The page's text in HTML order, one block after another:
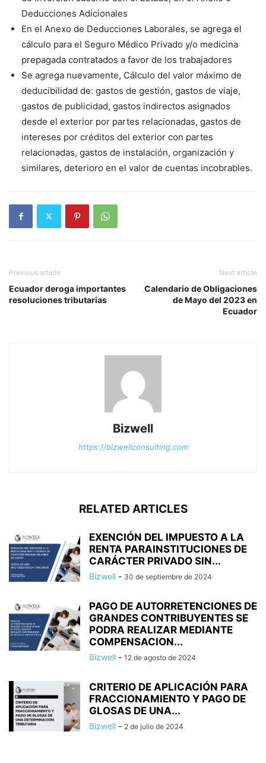
Deducciones Adicionales
En el Anexo de Deducciones Laborales, se agrega el
cálculo para el Seguro Médico Privado y/o medicina
prepagada contratados a favor de los trabajadores
Se agrega nuevamente, Cálculo del valor máximo de
deducibilidad de: gastos de gestión, gastos de viaje,
gastos de publicidad, gastos indirectos asignados
desde el exterior por partes relacionadas, gastos de
intereses por créditos del exterior con partes
relacionadas, gastos de instalación, organización y
similares, deterioro en el valor de cuentas incobrables.
Previous article
Ecuador deroga importantes
resoluciones tributarias
Next article
Calendario de Obligaciones
de Mayo del 2023 en
Ecuador
Bizwell
https://bizwellconsulting.com
RELATED ARTICLES
EXENCIÓN DEL IMPUESTO A LA
RENTA PARAINSTITUCIONES DE
CARÁCTER PRIVADO SIN...
Bizwell - 30 de septiembre de 2024
PAGO DE AUTORRETENCIONES DE
GRANDES CONTRIBUYENTES SE
PODRA REALIZAR MEDIANTE
COMPENSACION...
Bizwell - 12 de agosto de 2024
CRITERIO DE APLICACIÓN PARA
FRACCIONAMIENTO Y PAGO DE
GLOSAS DE UNA...
Bizwell - 2 de julio de 2024